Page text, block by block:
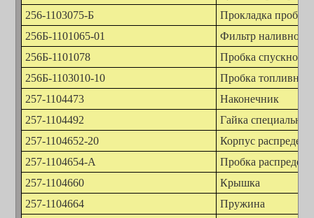
256-1103075-Б
Прокладка пробки
256Б-1101065-01
Фильтр наливной
256Б-1101078
Пробка спускного
256Б-1103010-10
Пробка
257-1104473
Наконечник
257-1104492
Гайка специальная
257-1104652-20
Корпус
257-1104654-А
Пробка
257-1104660
Крышка
257-1104664
Пружина